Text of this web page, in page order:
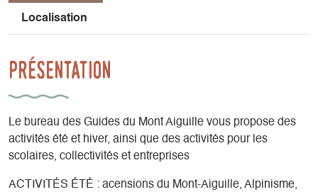
Localisation
Présentation
Le bureau des Guides du Mont Aiguille vous propose des
activités été et hiver, ainsi que des activités pour les
scolaires, collectivités et entreprises
ACTIVITÉS ÉTÉ : acensions du Mont-Aiguille, Alpinisme,